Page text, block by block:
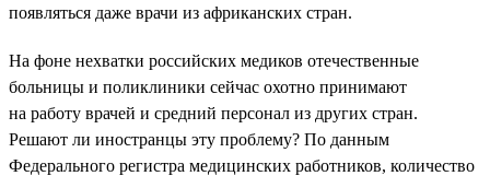
появляться даже врачи из африканских стран.
На фоне нехватки российских медиков отечественные
больницы и поликлиники сейчас охотно принимают
на работу врачей и средний персонал из других стран.
Решают ли иностранцы эту проблему? По данным
Федерального регистра медицинских работников, количество